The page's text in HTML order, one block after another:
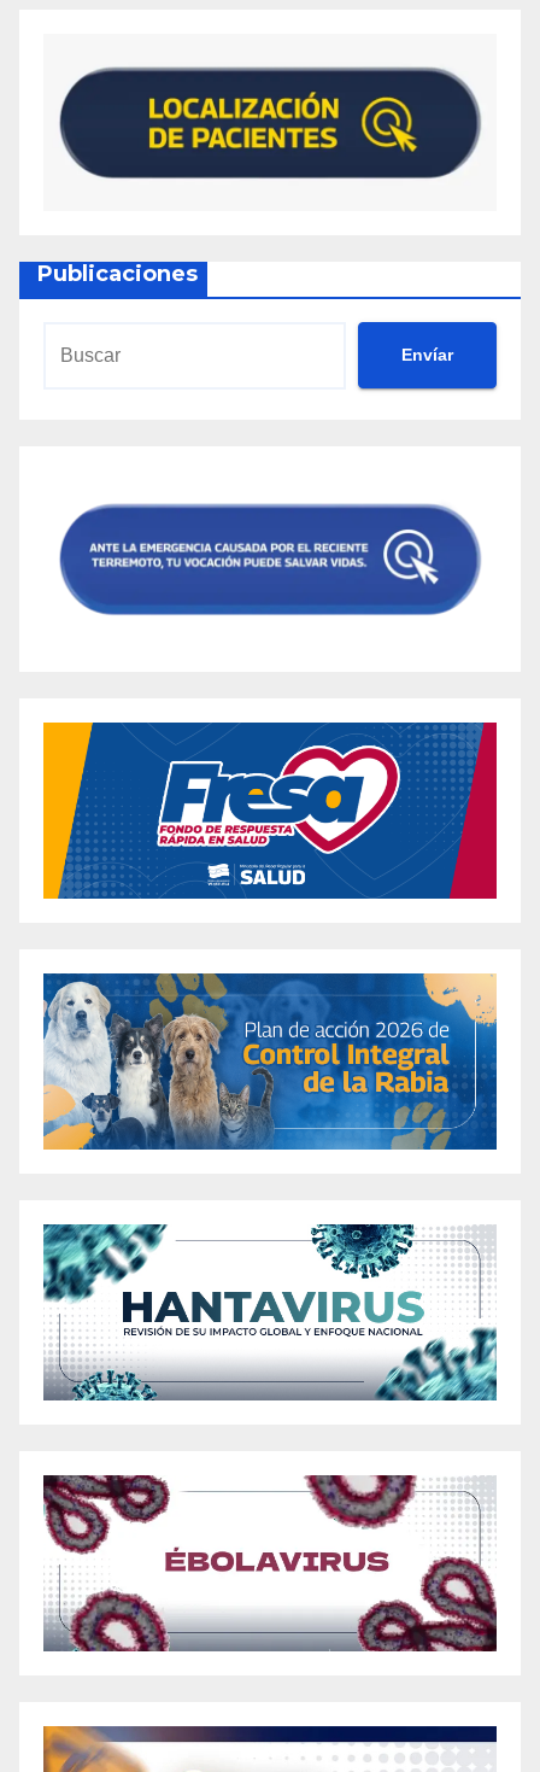
Publicaciones
Envíar